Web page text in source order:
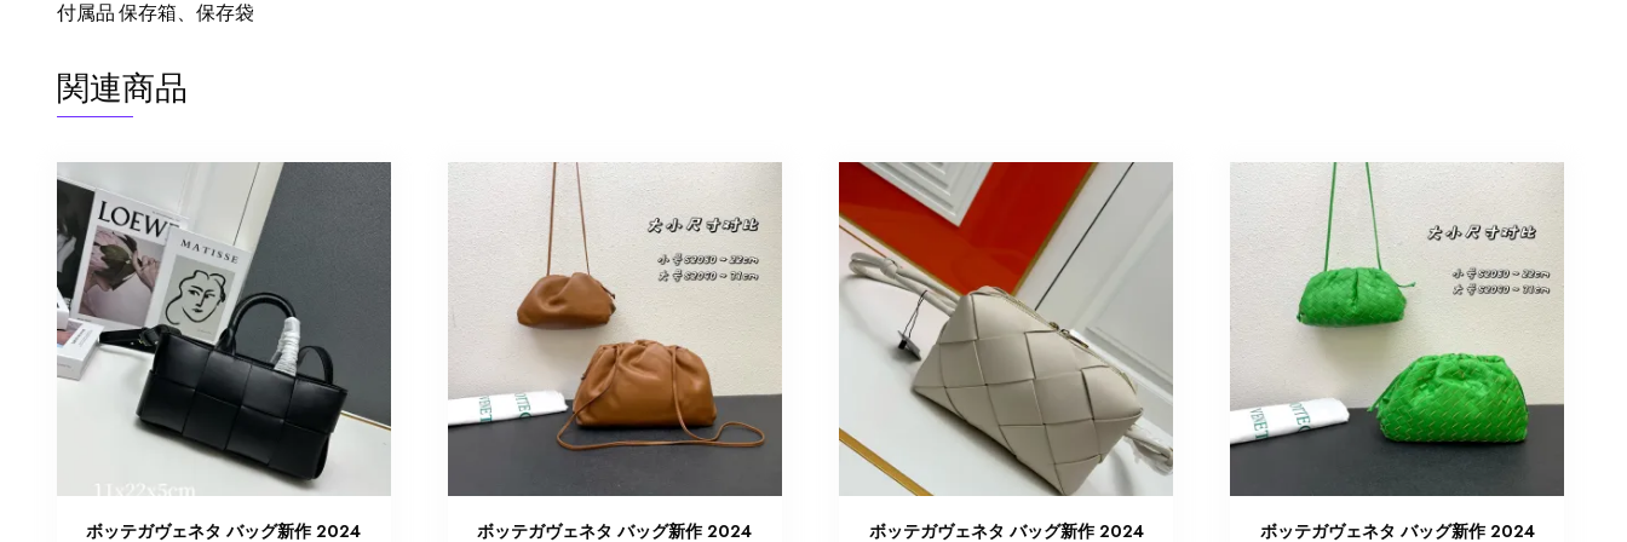
付属品 保存箱、保存袋
関連商品
ボッテガヴェネタ バッグ新作 2024 ボッテガヴェネタ バッグ新作 2024 ボッテガヴェネタ バッグ新作 2024 ボッテガヴェネタ バッグ新作 2024